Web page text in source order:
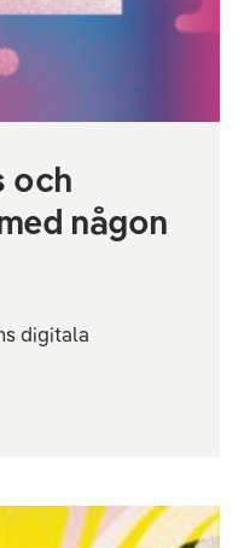
och
någon
digitala